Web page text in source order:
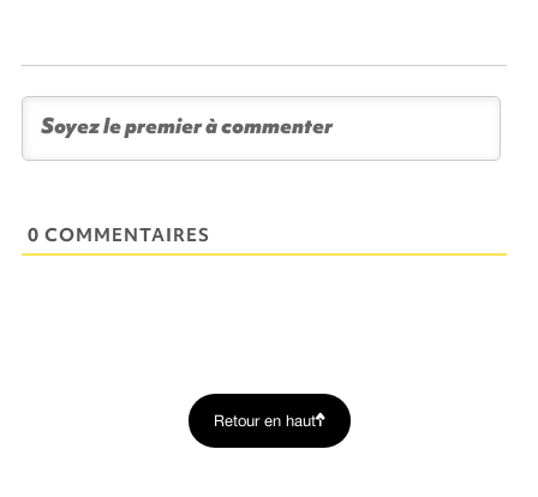
0 COMMENTAIRES
Retour en haut